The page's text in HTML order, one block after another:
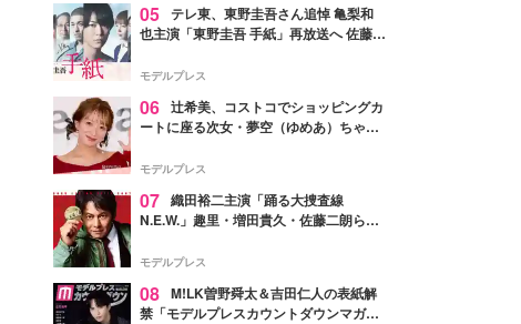
05 テレ東、東野圭吾さん追悼 亀梨和
也主演「東野圭吾 手紙」再放送へ 佐藤隆
モデルプレス
06 辻希美、コストコでショッピングカ
ートに座る次女・夢空（ゆめあ）ちゃん
ぎ」「成長を感じる」の声
モデルプレス
07 織田裕二主演「踊る大捜査線
N.E.W.」趣里・増田貴久・佐藤二朗ら新
徴する“謎のキーワード”も
モデルプレス
08 M!LK曽野舜太＆吉田仁人の表紙解
禁「モデルプレスカウントダウンマガジ